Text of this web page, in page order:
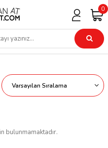
0
bulunmamaktadır.